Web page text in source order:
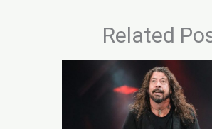
Related